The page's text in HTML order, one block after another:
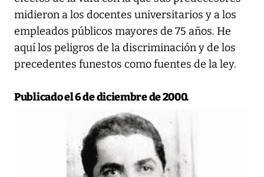
midieron a los docentes universitarios y a los
empleados públicos mayores de 75 años. He
aquí los peligros de la discriminación y de los
precedentes funestos como fuentes de la ley.
Publicado el 6 de diciembre de 2000.